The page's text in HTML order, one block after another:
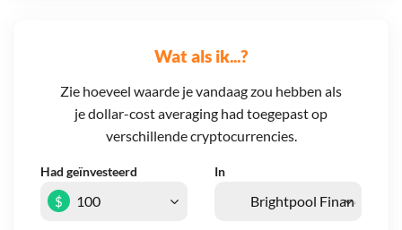
Wat als ik...?
Zie hoeveel waarde je vandaag zou hebben als
je dollar-cost averaging had toegepast op
verschillende cryptocurrencies.
Had geïnvesteerd In
$